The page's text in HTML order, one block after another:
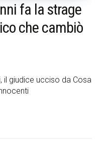
fa la strage
che cambiò
il giudice ucciso da Cosa